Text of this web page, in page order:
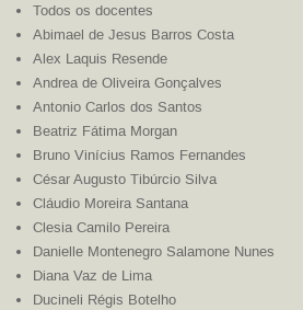
Todos os docentes
Abimael de Jesus Barros Costa
Alex Laquis Resende
Andrea de Oliveira Gonçalves
Antonio Carlos dos Santos
Beatriz Fátima Morgan
Bruno Vinícius Ramos Fernandes
César Augusto Tibúrcio Silva
Cláudio Moreira Santana
Clesia Camilo Pereira
Danielle Montenegro Salamone Nunes
Diana Vaz de Lima
Ducineli Régis Botelho